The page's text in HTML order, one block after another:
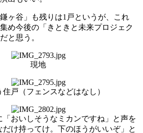
ヶ谷」も残りは1 戸というが、これ
め今後の「きときと未来プロジェク
と思う。
現地
住戸（フェンスなどはなし）
「おいしそうなミカンですね」と声を
け持ってけ。下のほうがいいぞ」と